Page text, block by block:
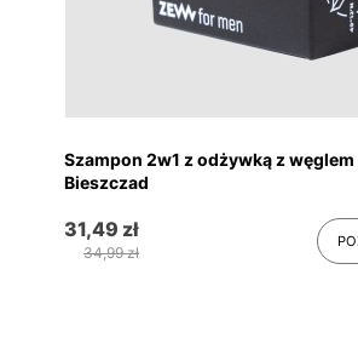
Szampon 2w1 z odżywką z
Bieszczad
31,49 zł
34,99 zł